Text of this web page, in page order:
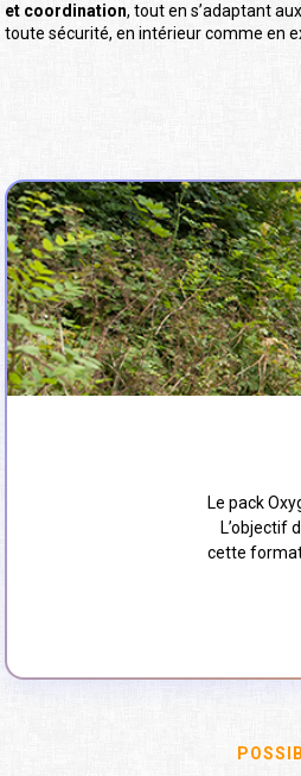
et coordination, tout en s’adaptant
toute sécurité, en intérieur comme en
Le pack
L’objectif
cette